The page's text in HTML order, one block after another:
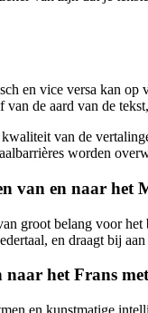
en vice versa kan
de aard van de
van de
worden
van en naar het
groot belang voor
en draagt bij
het Frans
en kunstmatige